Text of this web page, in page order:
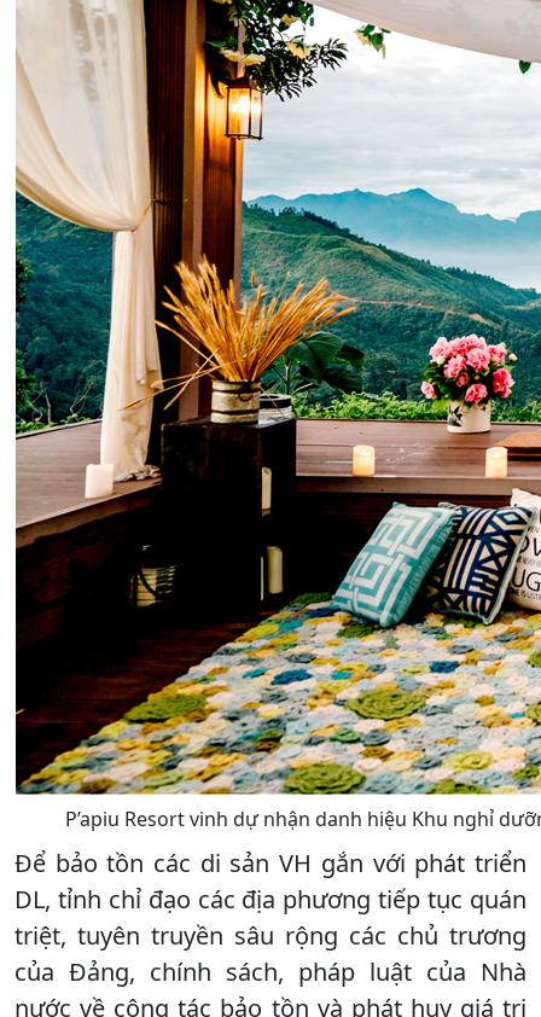
P’apiu Resort vinh dự nhận danh hiệu Khu nghỉ
Để bảo tồn các di sản VH gắn với phát triển
DL, tỉnh chỉ đạo các địa phương tiếp tục quán
triệt, tuyên truyền sâu rộng các chủ trương
của Đảng, chính sách, pháp luật của Nhà
nước về công tác bảo tồn và phát huy giá trị